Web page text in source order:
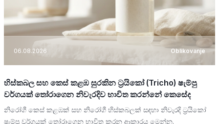
06.08.2026 Oblikovanje
හිස්කබල සහ කෙස් කළඹ සුරකින ට්‍රයිකෝ (Tricho) ෂැම්පු
වර්ගයක් තෝරාගෙන නිවැරදිව භාවිත කරන්නේ කෙසේද
නිරෝගී කෙස් කළඹක් සහ නිරෝගී හිස්කබලක් සඳහා නිවැරදි ට්‍රයිකෝ
ෂැම්පු වර්ගයක් තෝරාගෙන භාවිත කරන ආකාරය මෙන්න.